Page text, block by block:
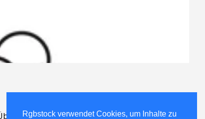
Rgbstock verwendet Cookies, um Inhalte zu